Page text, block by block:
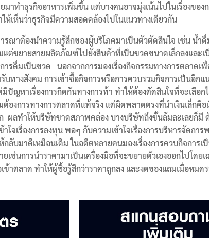
ทำธุรกิจอาหารเพิ่มขึ้น แต่บางคนอาจมุ่งเน้นไปในเรื่องของ
เห็นว่าธุรกิจมีความสอดคล้องไปในแนวทางเดียวกัน
ณาต้องนำความรู้สึกของผู้บริโภคมาเป็นตัวตัดสินใจ เช่น น้ำ
ต่ขยายสายผลิตภัณฑ์ไปยังสินค้าที่เป็นขวดขนาดเล็กลงและเ
รดื่มเป็นขวด นอกจากการมองเรื่องกิจกรรมทางการตลาดเ
ทางสังคม การเข้าซื้อกิจการหรือการควบรวมกิจการเป็นอีก
ปัญหาเรื่องการกีดกันทางการท้า ทำให้ต้องตัดสินใจที่จะเลือก
องการทางการตลาดที่แท้จริง แต่ผิดพลาดตรงที่นำเงินเล็กคื
ผลทำให้บริษัทขาดสภาพคล่อง บางบริษัทถึงขั้นล้มละเลยก็มี
จเรื่องการลงทุน พอๆ กับความเข้าใจเรื่องการบริหารจัดการ
ลับมาดีเหมือนเดิม ในอดีตหลายคนมองเรื่องการควบกิจการเ
ช่นการนำราคามาเป็นเครื่องมือที่จะขยายตัวเองออกไปโดย
าตลาด ทำให้ผู้ซื้อรู้สึกว่าราคาถูกลง และงดของแถมเมื่อหมด